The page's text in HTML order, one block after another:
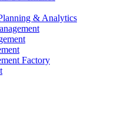
& Analytics
Factory